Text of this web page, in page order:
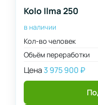
л/
Kolo Ilma 250
в наличии
Кол-во человек
Объём переработки
Цена 3 975 900 ₽